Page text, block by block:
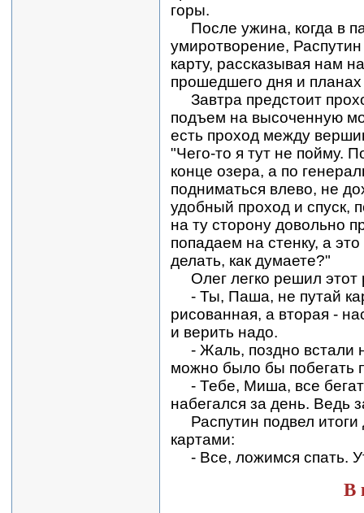
горы.
После ужина, когда в
умиротворение,
карту, рассказывая нам
прошедшего дня и
Завтра предстоит
подъем на высоченную
есть проход между
"Чего-то я тут не пойму.
конце озера, а по
подниматься влево, не
удобный проход и спуск,
на ту сторону довольно
попадаем на стенку, а
делать, как думаете?"
Олег легко решил этот
- Ты, Паша, не путай
рисованная, а вторая -
и верить надо.
- Жаль, поздно встали
можно было бы побегать
- Тебе, Миша, все
набегался за день. Ведь
Распутин подвел итоги
картами:
- Все, ложимся спать.
В